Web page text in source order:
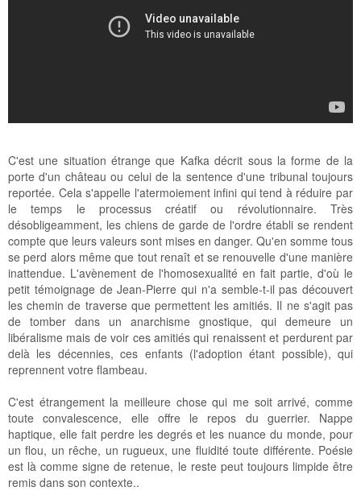
C'est une situation étrange que Kafka décrit sous la forme de la
porte d'un château ou celui de la sentence d'une tribunal toujours
reportée. Cela s'appelle l'atermoiement infini qui tend à réduire par
le temps le processus créatif ou révolutionnaire. Très
désobligeamment, les chiens de garde de l'ordre établi se rendent
compte que leurs valeurs sont mises en danger. Qu'en somme tous
se perd alors même que tout renaît et se renouvelle d'une manière
inattendue. L'avènement de l'homosexualité en fait partie, d'où le
petit témoignage de Jean-Pierre qui n'a semble-t-il pas découvert
les chemin de traverse que permettent les amitiés. Il ne s'agit pas
de tomber dans un anarchisme gnostique, qui demeure un
libéralisme mais de voir ces amitiés qui renaissent et perdurent par
delà les décennies, ces enfants (l'adoption étant possible), qui
reprennent votre flambeau.
C'est étrangement la meilleure chose qui me soit arrivé, comme
toute convalescence, elle offre le repos du guerrier. Nappe
haptique, elle fait perdre les degrés et les nuance du monde, pour
un flou, un rêche, un rugueux, une fluidité toute différente. Poésie
est là comme signe de retenue, le reste peut toujours limpide être
remis dans son contexte..